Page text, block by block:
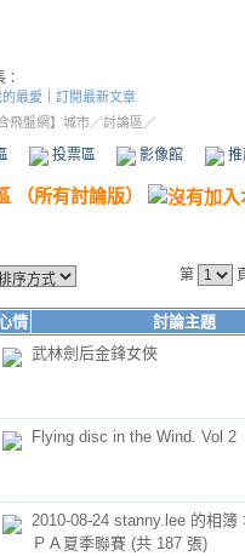
：
最愛
訂閱最新文章
飛盤網】城市／討論區／
投票區 影像館
（所有討論版）
第
情
討論主題
武林劍后金鋒女俠
Flying disc in the Wind. Vol 2
2010-08-24 stanny.lee 的相簿
ＰＡ夏季聯賽 (共 187 張)